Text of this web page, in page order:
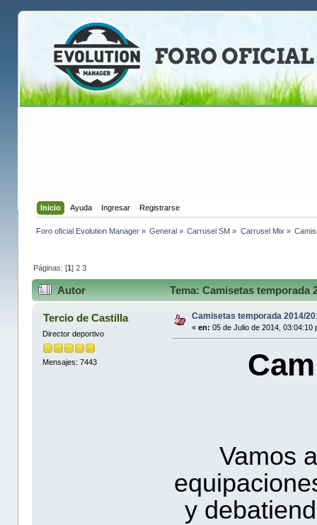
Inicio Ayuda Ingresar Registrarse
Foro oficial Evolution Manager» General » Carrusel SM » Carrusel Mix »
Páginas: [1] 2 3
Autor Tema: Camisetas temporada
Tercio de Castilla
Director deportivo
Mensajes: 7443
Camisetas temporada 2014/
«en: 05 de Julio de 2014, 03:04:10
Vamos
y